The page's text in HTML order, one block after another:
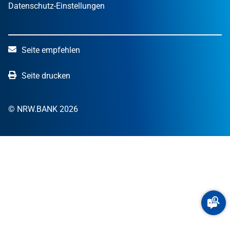
Datenschutz-Einstellungen
Seite empfehlen
Seite drucken
© NRW.BANK 2026